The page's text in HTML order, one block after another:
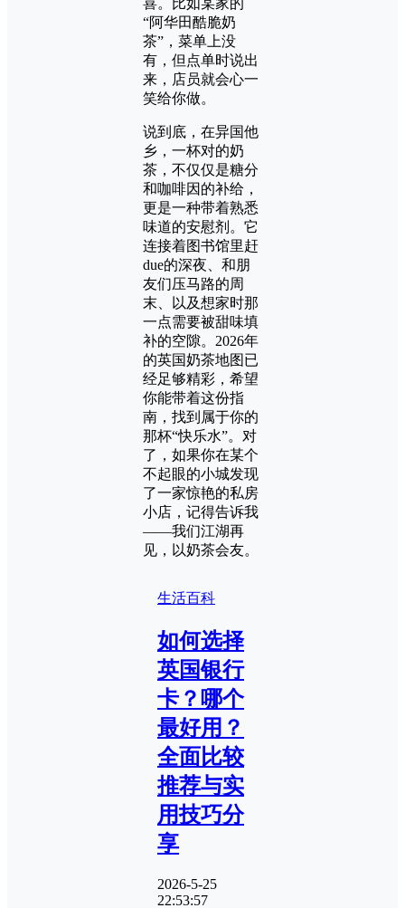
喜。比如某家的
“阿华田酷脆奶
茶”，菜单上没
有，但点单时说出
来，店员就会心一
笑给你做。
说到底，在异国他
乡，一杯对的奶
茶，不仅仅是糖分
和咖啡因的补给，
更是一种带着熟悉
味道的安慰剂。它
连接着图书馆里赶
due的深夜、和朋
友们压马路的周
末、以及想家时那
一点需要被甜味填
补的空隙。2026年
的英国奶茶地图已
经足够精彩，希望
你能带着这份指
南，找到属于你的
那杯“快乐水”。对
了，如果你在某个
不起眼的小城发现
了一家惊艳的私房
小店，记得告诉我
——我们江湖再
见，以奶茶会友。
生活百科
如何选择
英国银行
卡？哪个
最好用？
全面比较
推荐与实
用技巧分
享
2026-5-25
22:53:57